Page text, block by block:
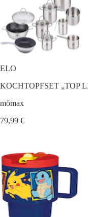
ELO
KOCHTOPFSET „TOP
mömax
79,99 €